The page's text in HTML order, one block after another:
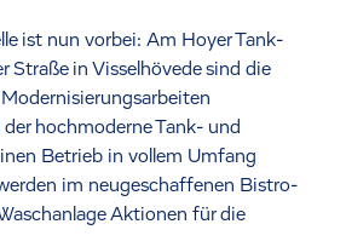
ist nun vorbei: Am Hoyer Tank-
Straße in Visselhövede sind die
hochmoderne Tank- und
Betrieb in vollem Umfang
im neugeschaffenen Bistro-
Aktionen für die